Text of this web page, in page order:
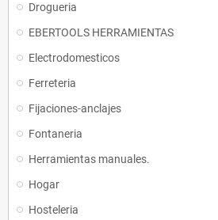
Drogueria
EBERTOOLS HERRAMIENTAS
Electrodomesticos
Ferreteria
Fijaciones-anclajes
Fontaneria
Herramientas manuales.
Hogar
Hosteleria